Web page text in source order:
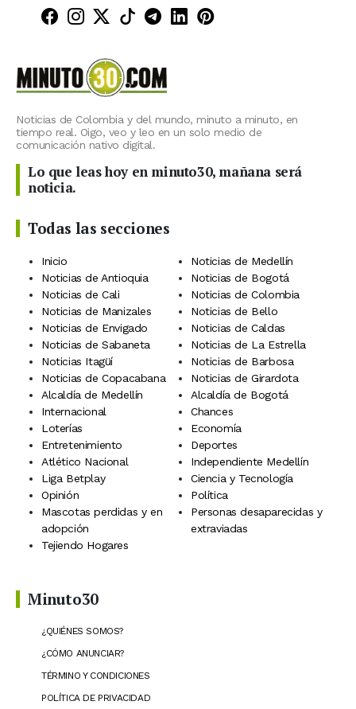
Minuto30 en Facebook
Minuto30 en Instagram
Minuto30 en X (Twitter)
Minuto30 en TikTok
Canal de Minuto30 en
Minuto30 en LinkedIn
Minuto30 en
Noticias de Colombia y del mundo, minuto a minuto, en
tiempo real. Oigo, veo y leo en un solo medio de
comunicación nativo digital.
Lo que leas hoy en minuto30, mañana será
noticia.
Todas las secciones
Inicio
Noticias de Medellín
Noticias de Antioquia
Noticias de Bogotá
Noticias de Cali
Noticias de Colombia
Noticias de Manizales
Noticias de Bello
Noticias de Envigado
Noticias de Caldas
Noticias de Sabaneta
Noticias de La Estrella
Noticias Itagüí
Noticias de Barbosa
Noticias de Copacabana
Noticias de Girardota
Alcaldía de Medellín
Alcaldía de Bogotá
Internacional
Chances
Loterías
Economía
Entretenimiento
Deportes
Atlético Nacional
Independiente Medellín
Liga Betplay
Ciencia y Tecnología
Opinión
Política
Mascotas perdidas y en
adopción
Personas desaparecidas y
extraviadas
Tejiendo Hogares
Minuto30
¿QUIÉNES SOMOS?
¿CÓMO ANUNCIAR?
TÉRMINO Y CONDICIONES
POLÍTICA DE PRIVACIDAD